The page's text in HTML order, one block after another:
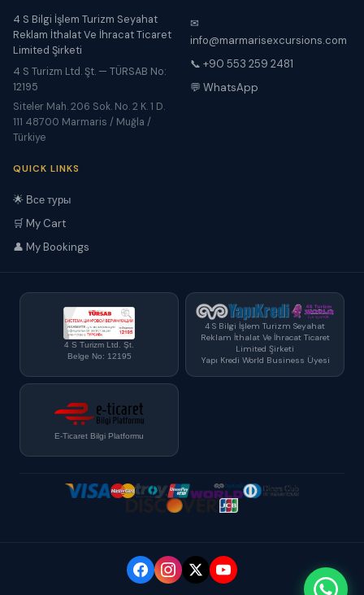
4 S Bilgi İşlem Turizm Seyahat
Reklam İthalat Ve İhracat Ticaret
Limited Şirketi
4 S Turizm Ltd. Şt. — TÜRSAB No:
12195
Siteler Mah. 206 Sok. No. 2 K. 1 D.
111 48700 Marmaris / Muğla /
Türkiye
✉
info@marmarisexcursions.com
📞 +90 553 259 2481
💬 WhatsApp
QUICK LINKS
🌟 Все туры
🛒 My Cart
👤 My Bookings
4 S Turizm Ltd. Şt.
Belge No: 12195
4 S Bilgi İşlem Turizm Seyahat
Reklam İthalat Ve İhracat Ticaret
Limited Şirketi
Yapı Kredi World Business Üyesi
E-Ticaret Bilgi Platformu